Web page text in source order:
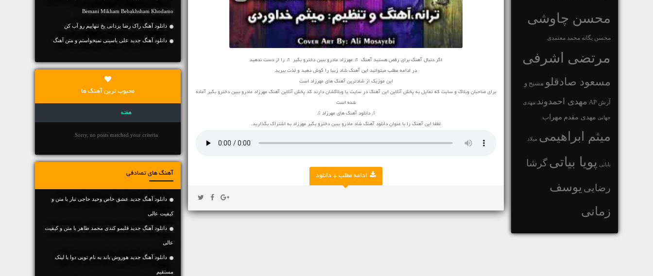
محسن چاوشی
محسن یگانه محمد معتمدی
مرتضی اشرفی
مسعود صادقلو مسیح و
آرش AP مهدی احمدوند مهدی
جهانی مهدی مقدم مهراب
میثم ابراهیمی میلاد
بابایی پویا بیاتیگرشا
رضایی یوسف
زمانی
اگر دنبال آهنگ برای رقص هستید آهنگ ♬ مهرزاد مادرو ببین دخترو بگیر ♬ را از دست ندهید
در ادامه مطلب میتوانید این آهنگ شاد زیبا را گوش دهید و لذت ببرید
این موزیک از شادترین آهنگ های مهرزاد است
برای صاحبان وبلاگ و سایت که تمایل به پخش آنلاین این آهنگ در سایت یا وبلاگشان دارند کد پخش آنلاین آهنگ مهرزاد مادرو ببین دخترو بگیر آماده
شده است
♫ دانلود آهنگ های مهرزاد ♫
لطفا این آهنگ را با عنوان دانلود آهنگ شاد مادرو ببین دخترو بگیر مهرزاد به اشتراک بگذارید.
ادامه مطلب + دانلود
Bemani Mikham Bebakhsham Khodamo
دانلود آهنگ راک رضا یزدانی یخ تنهاییم رو آب کن
دانلود آهنگ جديد علی یاسینی نمیخواستم و متن آهنگ
محبوب ترین آهنگ ها
هفته
Sorry, no posts matched your criteria.
آهنگ های تصادفی
دانلود آهنگ جديد عشق خاص وحید حاجی تبار با متن و
کیفیت عالی
دانلود آهنگ جديد قلبمو کندی محمد طاهر با متن و کیفیت
عالی
دانلود آهنگ جديد هوروش باند به نام تویی دوا با لینک
مستقیم